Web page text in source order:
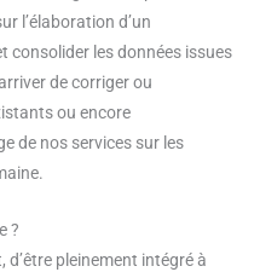
l’élaboration d’un
consolider les données issues
de corriger ou
ou encore
de nos services sur les
?
d’être pleinement intégré à